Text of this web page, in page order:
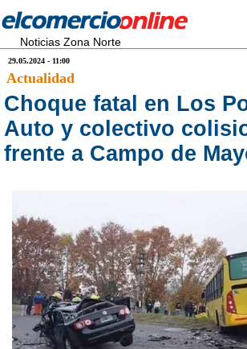
Noticias Zona Norte
29.05.2024 - 11:00
Actualidad
Choque fatal en Los
Auto y colectivo
frente a Campo de